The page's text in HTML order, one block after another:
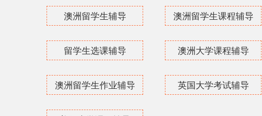
澳洲留学生辅导 澳洲留学生课程辅导
留学生选课辅导 澳洲大学课程辅导
澳洲留学生作业辅导 英国大学考试辅导